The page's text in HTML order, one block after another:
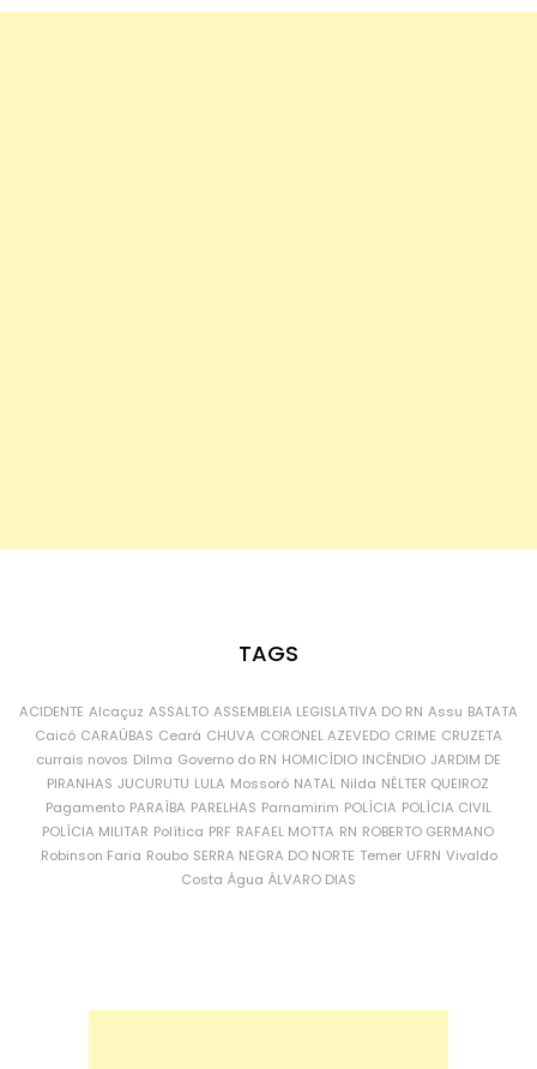
TAGS
ACIDENTE Alcaçuz ASSALTO ASSEMBLEIA LEGISLATIVA DO RN Assu BATATA
Caicó CARAÚBAS Ceará CHUVA CORONEL AZEVEDO CRIME CRUZETA
currais novos Dilma Governo do RN HOMICÍDIO INCÊNDIO JARDIM DE
PIRANHAS JUCURUTU LULA Mossoró NATAL Nilda NÉLTER QUEIROZ
Pagamento PARAÍBA PARELHAS Parnamirim POLÍCIA POLÍCIA CIVIL
POLÍCIA MILITAR Política PRF RAFAEL MOTTA RN ROBERTO GERMANO
Robinson Faria Roubo SERRA NEGRA DO NORTE Temer UFRN Vivaldo
Costa Água ÁLVARO DIAS